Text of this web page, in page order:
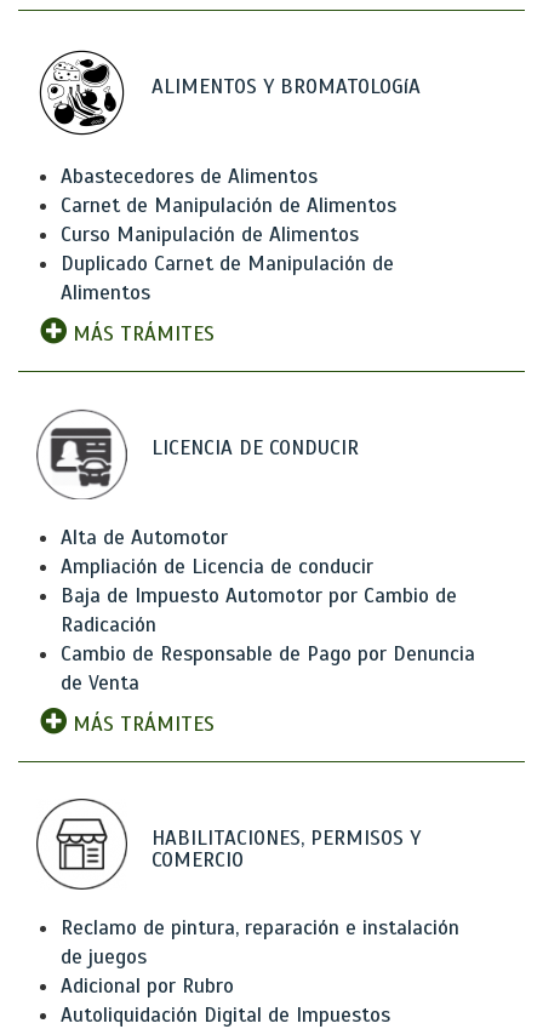
ALIMENTOS Y BROMATOLOGíA
Abastecedores de Alimentos
Carnet de Manipulación de Alimentos
Curso Manipulación de Alimentos
Duplicado Carnet de Manipulación de
Alimentos
MÁS TRÁMITES
LICENCIA DE CONDUCIR
Alta de Automotor
Ampliación de Licencia de conducir
Baja de Impuesto Automotor por Cambio de
Radicación
Cambio de Responsable de Pago por Denuncia
de Venta
MÁS TRÁMITES
HABILITACIONES, PERMISOS Y
COMERCIO
Reclamo de pintura, reparación e instalación
de juegos
Adicional por Rubro
Autoliquidación Digital de Impuestos